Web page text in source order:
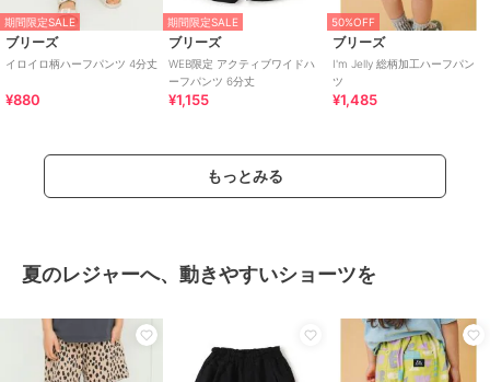
期間限定SALE
ブリーズ
イロイロ柄ハーフパンツ 4分丈
¥880
期間限定SALE
ブリーズ
WEB限定 アクティブワイドハ
ーフパンツ 6分丈
¥1,155
50%OFF
ブリーズ
I'm Jelly 総柄加工ハーフパン
ツ
¥1,485
もっとみる
夏のレジャーへ、動きやすいショーツを